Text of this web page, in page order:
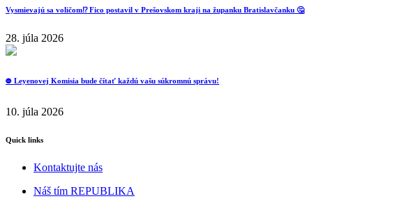
Vysmievajú sa voličom⁉️ Fico postavil v Prešovskom kraji na županku Bratislavčanku 🤔
28. júla 2026
⛔️ Leyenovej Komisia bude čítať každú vašu súkromnú správu!
10. júla 2026
Quick links
Kontaktujte nás
Náš tím REPUBLIKA